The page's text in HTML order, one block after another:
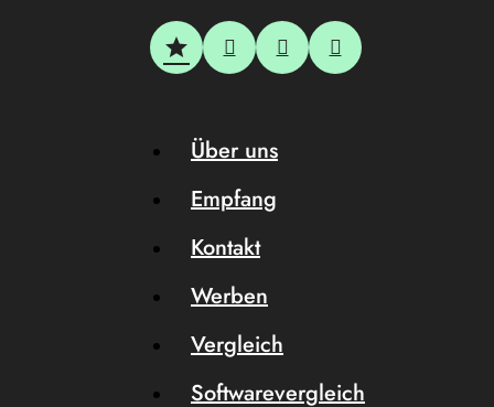
Über uns
Empfang
Kontakt
Werben
Vergleich
Softwarevergleich